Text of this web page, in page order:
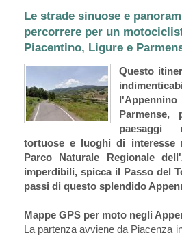
Le strade sinuose e
percorrere per un
Piacentino, Ligure e
Questo
l'Appennino
Parmense,
paesaggi
tortuose e luoghi di interesse
Parco Naturale Regionale
imperdibili, spicca il Passo del
passi di questo splendido
Mappe GPS per moto negli
La partenza avviene da Piacenza